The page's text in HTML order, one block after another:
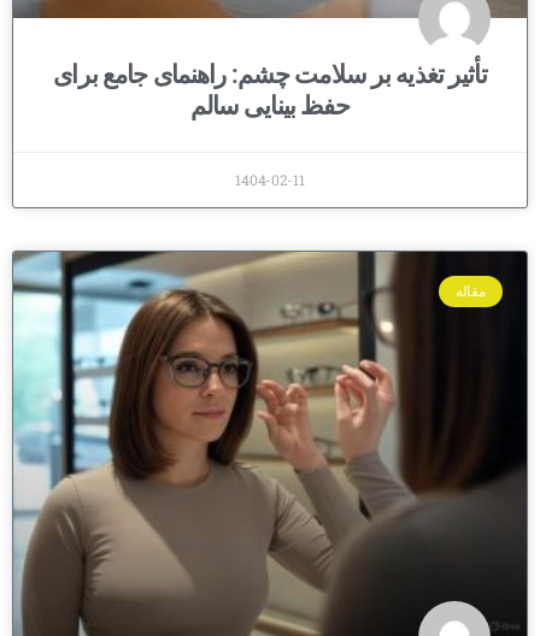
تأثیر تغذیه بر سلامت چشم: راهنمای جامع برای
حفظ بینایی سالم
1404-02-11
مقاله